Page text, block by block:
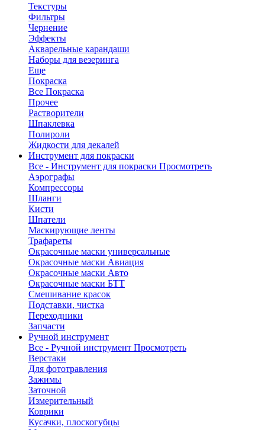
Текстуры
Фильтры
Чернение
Эффекты
Акварельные карандаши
Наборы для везеринга
Еще
Покраска
Все Покраска
Прочее
Растворители
Шпаклевка
Полироли
Жидкости для декалей
Инструмент для покраски
Все - Инструмент для покраски Просмотреть
Аэрографы
Компрессоры
Шланги
Кисти
Шпатели
Маскирующие ленты
Трафареты
Окрасочные маски универсальные
Окрасочные маски Авиация
Окрасочные маски Авто
Окрасочные маски БТТ
Смешивание красок
Подставки, чистка
Переходники
Запчасти
Ручной инструмент
Все - Ручной инструмент Просмотреть
Верстаки
Для фототравления
Зажимы
Заточной
Измерительный
Коврики
Кусачки, плоскогубцы